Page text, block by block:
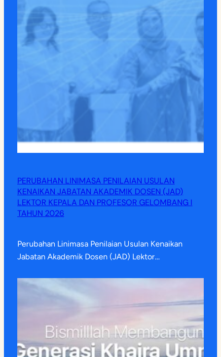
PERUBAHAN LINIMASA PENILAIAN USULAN
KENAIKAN JABATAN AKADEMIK DOSEN (JAD)
LEKTOR KEPALA DAN PROFESOR GELOMBANG I
TAHUN 2026
Perubahan Linimasa Penilaian Usulan Kenaikan
Jabatan Akademik Dosen (JAD) Lektor…